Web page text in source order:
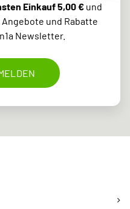
Einkauf 5,00 €und
und Rabatte
Newsletter.